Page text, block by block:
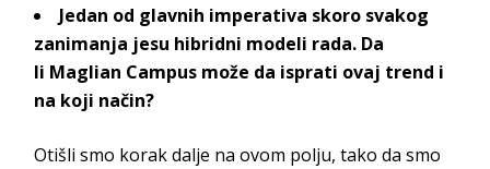
Jedan od glavnih imperativa skoro svakog
zanimanja jesu hibridni modeli rada. Da
li Maglian Campus može da isprati ovaj trend i
na koji način?
Otišli smo korak dalje na ovom polju, tako da smo